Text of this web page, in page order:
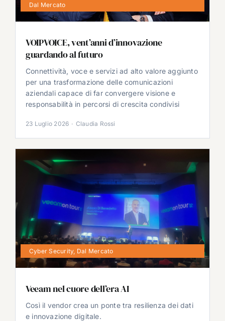
Dal Mercato
VOIPVOICE, vent’anni d’innovazione
guardando al futuro
Connettività, voce e servizi ad alto valore aggiunto
per una trasformazione delle comunicazioni
aziendali capace di far convergere visione e
responsabilità in percorsi di crescita condivisi
23 Luglio 2026 · Claudia Rossi
Cyber Security, Dal Mercato
Veeam nel cuore dell’era AI
Così il vendor crea un ponte tra resilienza dei dati
e innovazione digitale.